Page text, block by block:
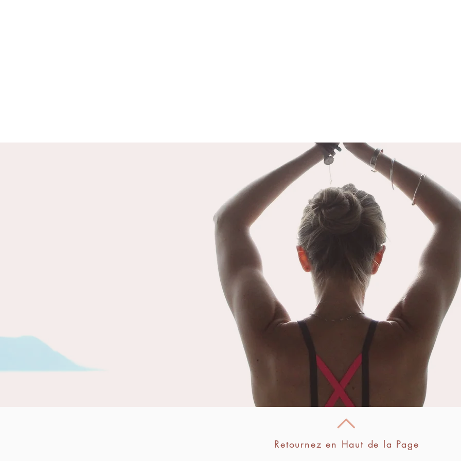
humanité qui crée et ne pense que
LA DISTORSION PSYCHIQUE
Il est important de rappeler avant de
détailler ce sujet que le mot « Yoga »
signifie « Union ». L’union du yoga
fait référence à l’union de notre
conscience individuelle à la
conscience collective. N
notre
Retournez en Haut de la Page